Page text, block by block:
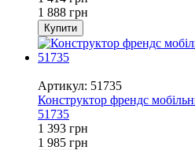
1 888 грн
Купити
Артикул: 51735
Конструктор френдс
51735
1 393 грн
1 985 грн